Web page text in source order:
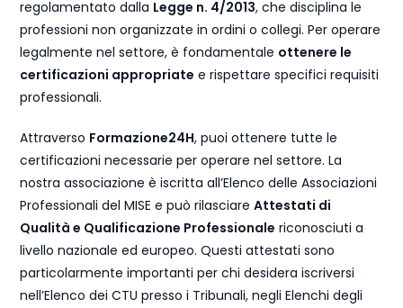
regolamentato dalla Legge n. 4/2013, che disciplina le
professioni non organizzate in ordini o collegi. Per operare
legalmente nel settore, è fondamentale ottenere le
certificazioni appropriate e rispettare specifici requisiti
professionali.
Attraverso Formazione24H, puoi ottenere tutte le
certificazioni necessarie per operare nel settore. La
nostra associazione è iscritta all’Elenco delle Associazioni
Professionali del MISE e può rilasciareAttestati di
Qualità e Qualificazione Professionale riconosciuti a
livello nazionale ed europeo. Questi attestati sono
particolarmente importanti per chi desidera iscriversi
nell’Elenco dei CTU presso i Tribunali, negli Elenchi degli